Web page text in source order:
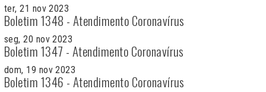
ter, 21 nov 2023
Boletim 1348 - Atendimento Coronavírus
seg, 20 nov 2023
Boletim 1347 - Atendimento Coronavírus
dom, 19 nov 2023
Boletim 1346 - Atendimento Coronavírus